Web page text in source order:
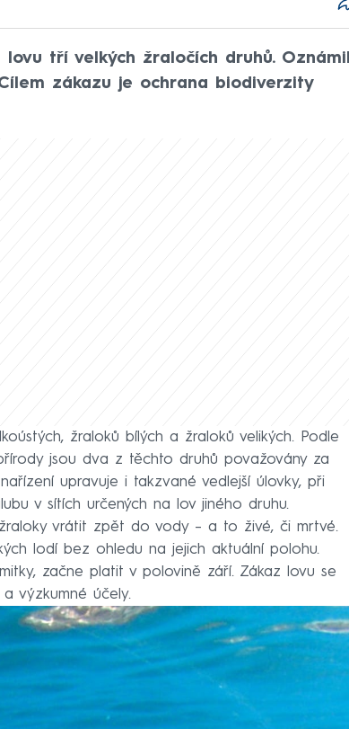
tří velkých žraločích druhů. Oznámil
zákazu je ochrana biodiverzity
žraloků bílých a žraloků velikých. Podle
jsou dva z těchto druhů považovány za
upravuje i takzvané vedlejší úlovky, při
v sítích určených na lov jiného druhu.
vrátit zpět do vody – a to živé, či mrtvé.
lodí bez ohledu na jejich aktuální polohu.
začne platit v polovině září. Zákaz lovu se
výzkumné účely.